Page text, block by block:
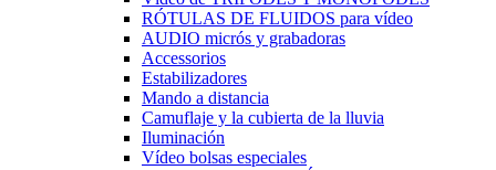
RÓTULAS DE FLUIDOS para vídeo
AUDIO micrós y grabadoras
Accessorios
Estabilizadores
Mando a distancia
Camuflaje y la cubierta de la lluvia
Iluminación
Vídeo bolsas especiales